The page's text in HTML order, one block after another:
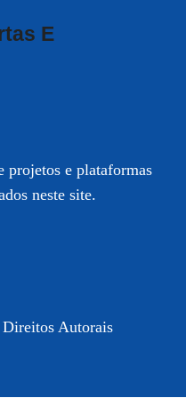
E
projetos e plataformas
neste site.
Direitos Autorais